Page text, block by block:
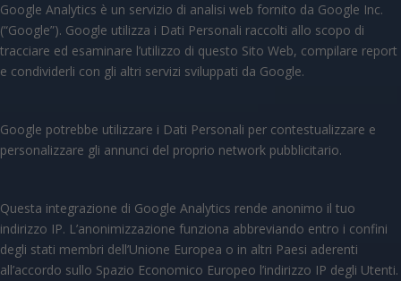
Google Analytics è un servizio di analisi web fornito da Google Inc.
(“Google”). Google utilizza i Dati Personali raccolti allo scopo di
tracciare ed esaminare l’utilizzo di questo Sito Web, compilare report
e condividerli con gli altri servizi sviluppati da Google.
Google potrebbe utilizzare i Dati Personali per contestualizzare e
personalizzare gli annunci del proprio network pubblicitario.
Questa integrazione di Google Analytics rende anonimo il tuo
indirizzo IP. L’anonimizzazione funziona abbreviando entro i confini
degli stati membri dell’Unione Europea o in altri Paesi aderenti
all’accordo sullo Spazio Economico Europeo l’indirizzo IP degli Utenti.